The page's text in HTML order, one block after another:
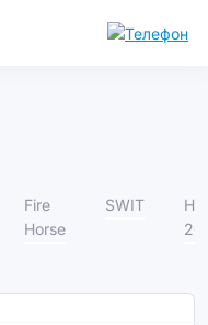
Fire
Horse
SWIT